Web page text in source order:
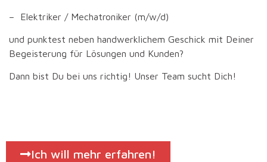
– Elektriker / Mechatroniker (m/w/d)
und punktest neben handwerklichem Geschick mit Deiner
Begeisterung für Lösungen und Kunden?
Dann bist Du bei uns richtig! Unser Team sucht Dich!
Ich will mehr erfahren!